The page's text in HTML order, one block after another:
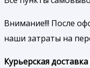
Внимание!!! После
наши затраты на
Курьерская